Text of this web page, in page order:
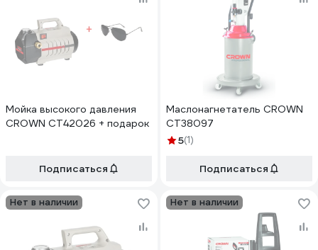
Мойка высокого давления
CROWN CT42026 + подарок
Подписаться
Маслонагнетатель CROWN
CT38097
5(1)
Подписаться
Нет в наличии Нет в наличии